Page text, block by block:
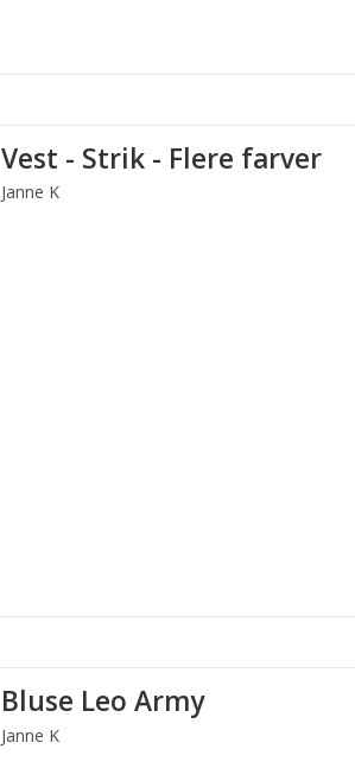
Vest - Strik - Flere farver
Janne K
Bluse Leo Army
Janne K